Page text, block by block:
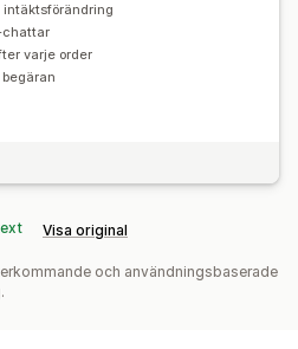
intäktsförändring
chattar
varje order
Visa original
och användningsbaserade